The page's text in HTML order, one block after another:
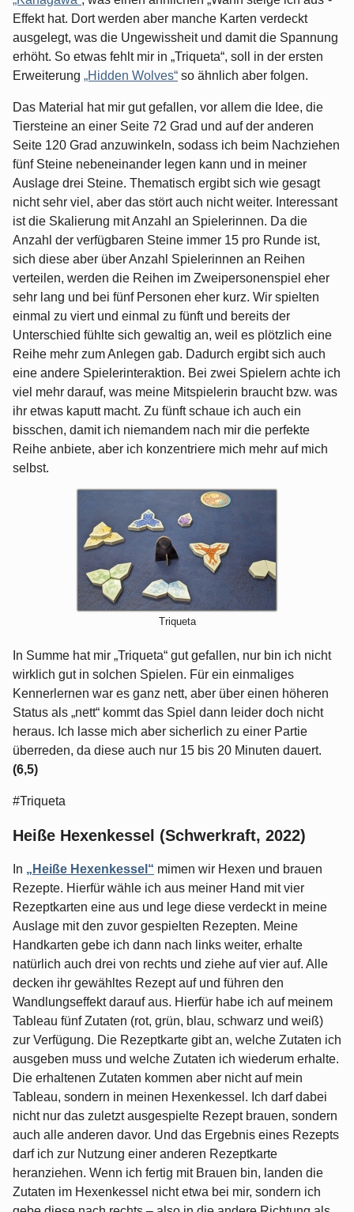
Effekt hat. Dort werden aber manche Karten verdeckt
ausgelegt, was die Ungewissheit und damit die Spannung
erhöht. So etwas fehlt mir in „Triqueta“, soll in der ersten
Erweiterung „Hidden Wolves“ so ähnlich aber folgen.
Das Material hat mir gut gefallen, vor allem die Idee, die
Tiersteine an einer Seite 72 Grad und auf der anderen
Seite 120 Grad anzuwinkeln, sodass ich beim Nachziehen
fünf Steine nebeneinander legen kann und in meiner
Auslage drei Steine. Thematisch ergibt sich wie gesagt
nicht sehr viel, aber das stört auch nicht weiter. Interessant
ist die Skalierung mit Anzahl an Spielerinnen. Da die
Anzahl der verfügbaren Steine immer 15 pro Runde ist,
sich diese aber über Anzahl Spielerinnen an Reihen
verteilen, werden die Reihen im Zweipersonenspiel eher
sehr lang und bei fünf Personen eher kurz. Wir spielten
einmal zu viert und einmal zu fünft und bereits der
Unterschied fühlte sich gewaltig an, weil es plötzlich eine
Reihe mehr zum Anlegen gab. Dadurch ergibt sich auch
eine andere Spielerinteraktion. Bei zwei Spielern achte ich
viel mehr darauf, was meine Mitspielerin braucht bzw. was
ihr etwas kaputt macht. Zu fünft schaue ich auch ein
bisschen, damit ich niemandem nach mir die perfekte
Reihe anbiete, aber ich konzentriere mich mehr auf mich
selbst.
Triqueta
In Summe hat mir „Triqueta“ gut gefallen, nur bin ich nicht
wirklich gut in solchen Spielen. Für ein einmaliges
Kennerlernen war es ganz nett, aber über einen höheren
Status als „nett“ kommt das Spiel dann leider doch nicht
heraus. Ich lasse mich aber sicherlich zu einer Partie
überreden, da diese auch nur 15 bis 20 Minuten dauert.
(6,5)
#Triqueta
Heiße Hexenkessel (Schwerkraft, 2022)
In „Heiße Hexenkessel“ mimen wir Hexen und brauen
Rezepte. Hierfür wähle ich aus meiner Hand mit vier
Rezeptkarten eine aus und lege diese verdeckt in meine
Auslage mit den zuvor gespielten Rezepten. Meine
Handkarten gebe ich dann nach links weiter, erhalte
natürlich auch drei von rechts und ziehe auf vier auf. Alle
decken ihr gewähltes Rezept auf und führen den
Wandlungseffekt darauf aus. Hierfür habe ich auf meinem
Tableau fünf Zutaten (rot, grün, blau, schwarz und weiß)
zur Verfügung. Die Rezeptkarte gibt an, welche Zutaten ich
ausgeben muss und welche Zutaten ich wiederum erhalte.
Die erhaltenen Zutaten kommen aber nicht auf mein
Tableau, sondern in meinen Hexenkessel. Ich darf dabei
nicht nur das zuletzt ausgespielte Rezept brauen, sondern
auch alle anderen davor. Und das Ergebnis eines Rezepts
darf ich zur Nutzung einer anderen Rezeptkarte
heranziehen. Wenn ich fertig mit Brauen bin, landen die
Zutaten im Hexenkessel nicht etwa bei mir, sondern ich